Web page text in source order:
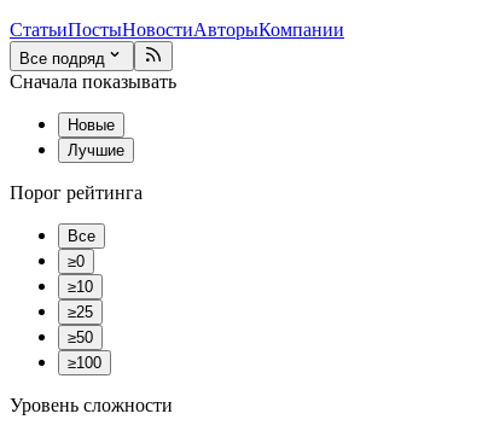
СтатьиПостыНовостиАвторыКомпании
Все подряд
Сначала показывать
Новые
Лучшие
Порог рейтинга
Все
≥0
≥10
≥25
≥50
≥100
Уровень сложности